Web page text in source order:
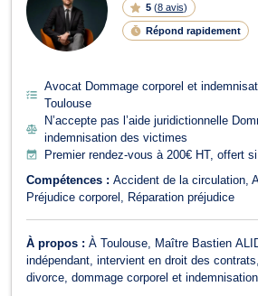
5 (8 avis)
Répond rapidement
E
Avocat Dommage corporel et
Toulouse
N’accepte pas l’aide juridictionnelle
indemnisation des victimes
Premier rendez-vous à 200€ HT, offert
Compétences : Accident de la circulation
Préjudice corporel
Réparation préjudice
À propos : À Toulouse, Maître Bastien
indépendant, intervient en droit des
divorce, dommage corporel et